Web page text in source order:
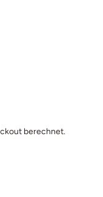
berechnet.